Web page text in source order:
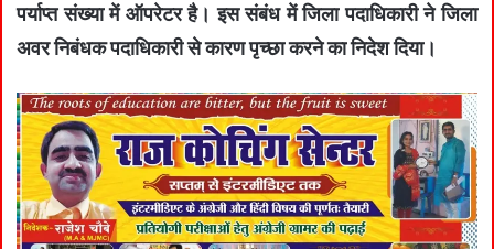
पर्याप्त संख्या में ऑपरेटर है। इस संबंध में जिला पदाधिकारी ने जिला
अवर निबंधक पदाधिकारी से कारण पृच्छा करने का निदेश दिया।